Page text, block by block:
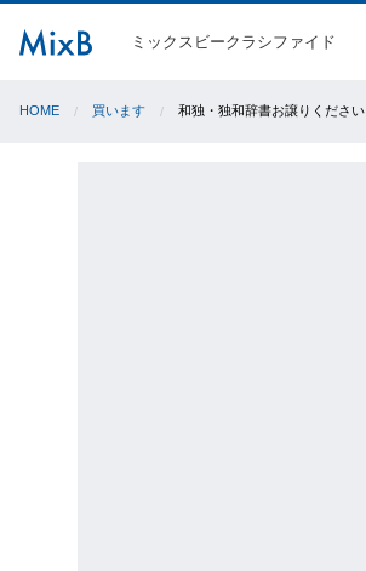
ミックスビークラシファイド
HOME 買います 和独・独和辞書お譲りください